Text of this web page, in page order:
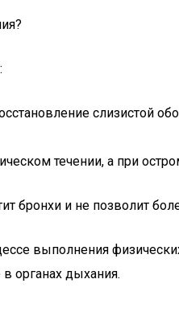
слизистой
течении, а при
бронхи и не позволит
выполнения
органах дыхания.